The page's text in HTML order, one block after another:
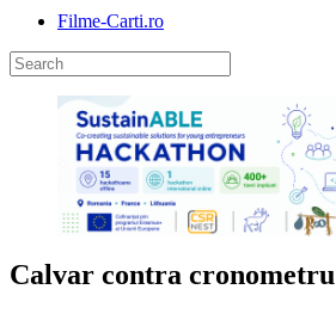
Filme-Carti.ro
Calvar contra cronometru